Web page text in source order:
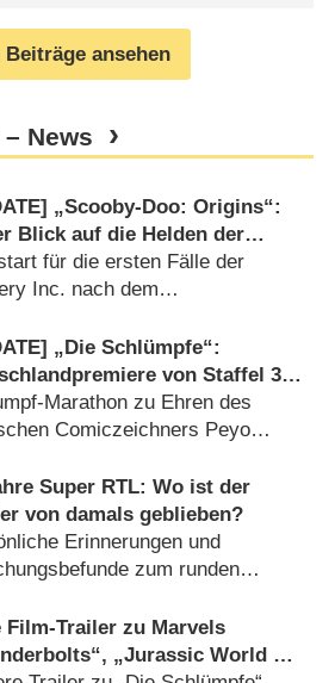
Beiträge ansehen
News
„Scooby-Doo: Origins“:
Blick auf die Helden der
Netflix-Serie
für die ersten Fälle der
Inc. nach dem
„Die Schlümpfe“:
von Staffel 3
Schlumpftag
Marathon zu Ehren des
Comiczeichners Peyo
Super RTL: Wo ist der
von damals geblieben?
Erinnerungen und
zum runden
Film-Trailer zu Marvels
„Jurassic World 4“